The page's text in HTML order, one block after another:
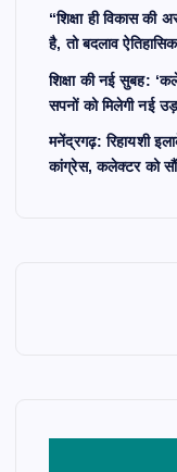
“शिक्षा ही विकास
है, तो बदलाव
शिक्षा की नई सुबह:
सपनों को मिलेगी नई
मनेंद्रगढ़: रिहायशी
कांग्रेस, कलेक्टर को